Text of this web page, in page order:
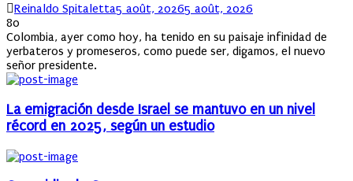
Author
Reinaldo SpitalettaPosted
5 août, 20265 août, 2026
80
Colombia, ayer como hoy, ha tenido en su paisaje infinidad de
yerbateros y promeseros, como puede ser, digamos, el nuevo
señor presidente.
La emigración desde Israel se mantuvo en un nivel
récord en 2025, según un estudio